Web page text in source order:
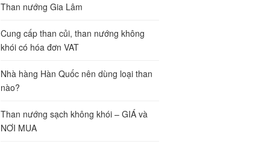
Than nướng Gia Lâm
Cung cấp than củi, than nướng không
khói có hóa đơn VAT
Nhà hàng Hàn Quốc nên dùng loại than
nào?
Than nướng sạch không khói – GIÁ và
NƠI MUA